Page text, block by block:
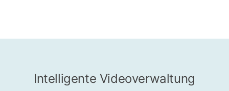
Intelligente Videoverwaltung